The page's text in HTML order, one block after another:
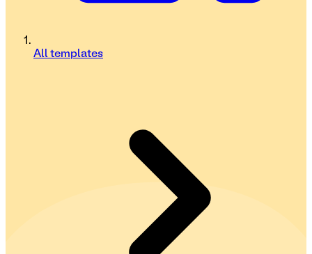
All templates